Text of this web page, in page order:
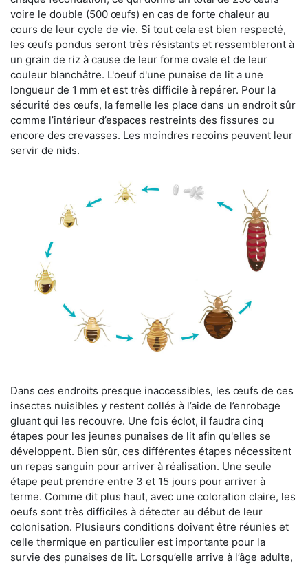
voire le double (500 œufs) en cas de forte chaleur au
cours de leur cycle de vie. Si tout cela est bien respecté,
les œufs pondus seront très résistants et ressembleront à
un grain de riz à cause de leur forme ovale et de leur
couleur blanchâtre. L'oeuf d'une punaise de lit a une
longueur de 1 mm et est très difficile à repérer. Pour la
sécurité des œufs, la femelle les place dans un endroit sûr
comme l’intérieur d’espaces restreints des fissures ou
encore des crevasses. Les moindres recoins peuvent leur
servir de nids.
Dans ces endroits presque inaccessibles, les œufs de ces
insectes nuisibles y restent collés à l’aide de l’enrobage
gluant qui les recouvre. Une fois éclot, il faudra cinq
étapes pour les jeunes punaises de lit afin qu'elles se
développent. Bien sûr, ces différentes étapes nécessitent
un repas sanguin pour arriver à réalisation. Une seule
étape peut prendre entre 3 et 15 jours pour arriver à
terme. Comme dit plus haut, avec une coloration claire, les
oeufs sont très difficiles à détecter au début de leur
colonisation. Plusieurs conditions doivent être réunies et
celle thermique en particulier est importante pour la
survie des punaises de lit. Lorsqu’elle arrive à l’âge adulte,